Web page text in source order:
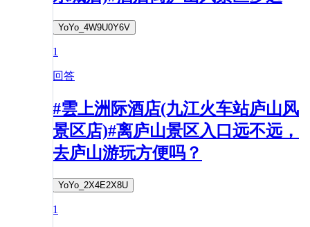
YoYo_4W9U0Y6V
1
回答
#雲上洲际酒店(九江火车站庐山风
景区店)#离庐山景区入口远不远，
去庐山游玩方便吗？
YoYo_2X4E2X8U
1